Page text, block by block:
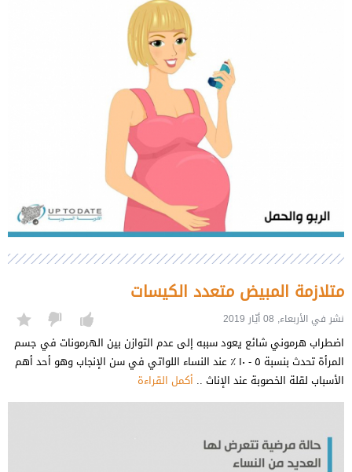
متلازمة المبيض متعدد الكيسات
نشر في الأربعاء, 08 أيّار 2019
اضطراب هرموني شائع يعود سببه إلى عدم التوازن بين الهرمونات في جسم
المرأة تحدث بنسبة ٥ - ١٠ ٪؜ عند النساء اللواتي في سن الإنجاب وهو أحد أهم
الأسباب لقلة الخصوبة عند الإناث .. أكمل القراءة